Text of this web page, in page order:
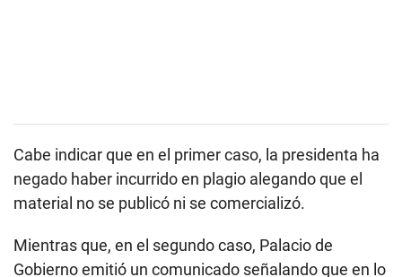
negado haber incurrido en plagio alegando que el
material no se publicó ni se comercializó.
Mientras que, en el segundo caso, Palacio de
Gobierno emitió un comunicado señalando que en lo
único que contribuyó Boluarte fue en una
compilación de normas legales sobre